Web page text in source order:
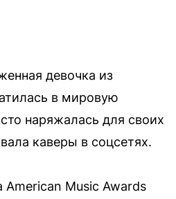
девочка из
в мировую
наряжалась для своих
каверы в соцсетях.
Music Awards